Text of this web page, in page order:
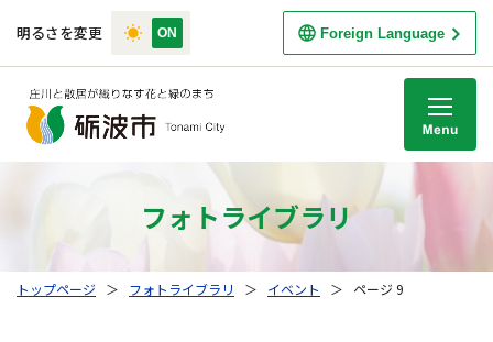
明るさを変更 Foreign Language
フォトライブラリ
トップページ ＞ フォトライブラリ ＞ イベント ＞ ページ 9